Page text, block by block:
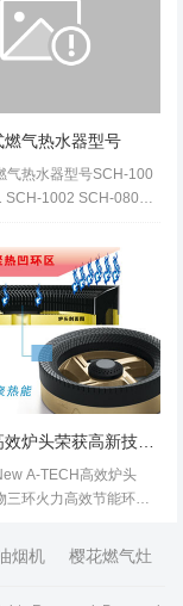
燃气热水器型号
气热水器型号SCH-100
1002 SCH-0802
1007 SCH-100...
A-TECH高效炉头
三环火力高效节能环保
品认定证书”。New A-T
烟机 樱花燃气灶